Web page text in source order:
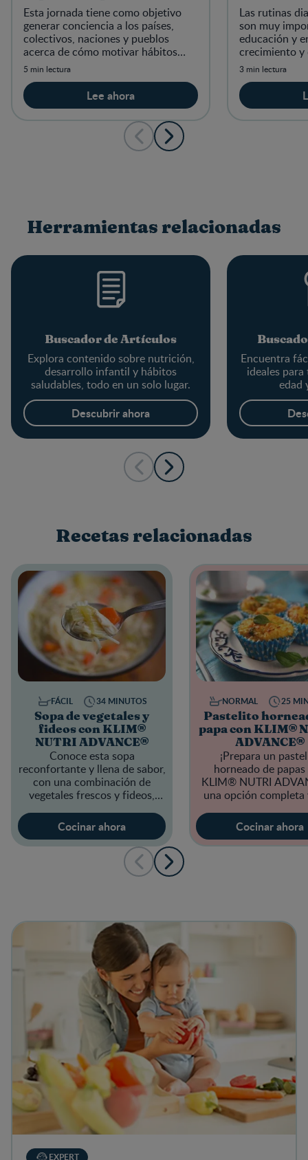
nutrición
Esta jornada tiene como objetivo
generar conciencia a los países,
colectivos, naciones y pueblos
acerca de cómo motivar hábitos
saludables frente al tema
nutricional y hacer un llamado a la
solidar
5 min lectura
Lee ahora
Las rutinas
son muy
educación y
crecimiento
encontrarás
sacarle
cotidianas.
3 min lectura
Herramientas relacionadas
Buscador de Artículos
Explora contenido sobre nutrición,
desarrollo infantil y hábitos
saludables, todo en un solo lugar.
Descubrir ahora
Encuentra
ideales
edad
Recetas relacionadas
Sopa de vegetales y
fideos con KLIM®
NUTRI ADVANCE®
Conoce esta sopa
reconfortante y llena de sabor,
con una combinación de
vegetales frescos y fideos,
NUTRI ADVANCE®.
FÁCIL 34 MINUTOS
Cocinar ahora
Pastelito
papa con KLIM®
ADVANCE®
¡Prepara un
horneado de
KLIM® NUTRI
una opción completa
NORMAL 25
Cocinar ahora
View details
EXPERT